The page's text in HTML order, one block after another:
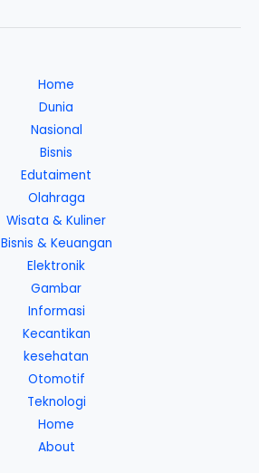
Home
Dunia
Nasional
Bisnis
Edutaiment
Olahraga
Wisata & Kuliner
Bisnis & Keuangan
Elektronik
Gambar
Informasi
Kecantikan
kesehatan
Otomotif
Teknologi
Home
About